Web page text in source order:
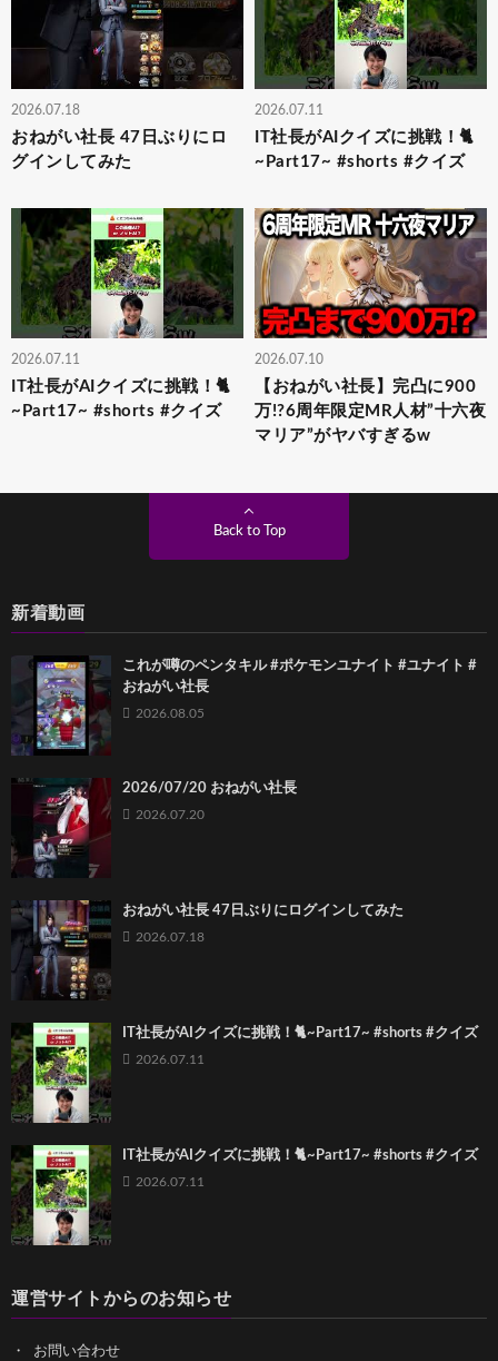
2026.07.18
おねがい社長 47日ぶりにロ
グインしてみた
2026.07.11
IT社長がAIクイズに挑戦！🐈
~Part17~ #shorts #クイズ
2026.07.11
IT社長がAIクイズに挑戦！🐈
~Part17~ #shorts #クイズ
2026.07.10
【おねがい社長】完凸に900
万!?6周年限定MR人材”十六夜
マリア”がヤバすぎるw
Back to Top
新着動画
これが噂のペンタキル #ポケモンユナイト #ユナイト #
おねがい社長
2026.08.05
2026/07/20 おねがい社長
2026.07.20
おねがい社長 47日ぶりにログインしてみた
2026.07.18
IT社長がAIクイズに挑戦！🐈~Part17~ #shorts #クイズ
2026.07.11
IT社長がAIクイズに挑戦！🐈~Part17~ #shorts #クイズ
2026.07.11
運営サイトからのお知らせ
お問い合わせ